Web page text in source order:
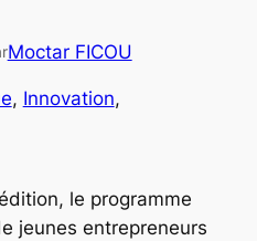
Moctar FICOU
, Innovation
le programme
jeunes entrepreneurs